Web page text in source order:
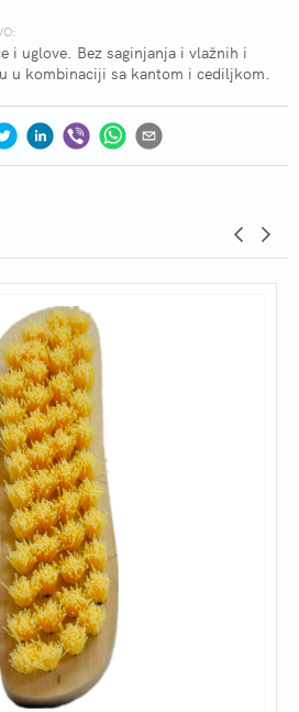
i uglove. Bez saginjanja i vlažnih i
u kombinaciji sa kantom i cediljkom.